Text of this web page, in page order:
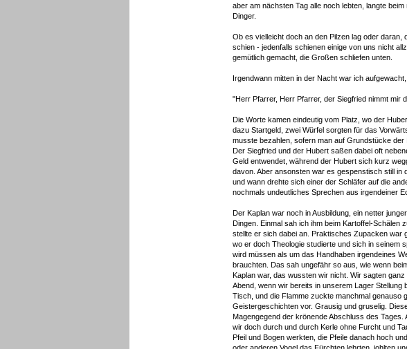
aber am nächsten Tag alle noch lebten, langte
Dinger.
Ob es vielleicht doch an den Pilzen lag oder
schien - jedenfalls schienen einige von uns nicht
gemütlich gemacht, die Großen schliefen unten.
Irgendwann mitten in der Nacht war ich
"Herr Pfarrer, Herr Pfarrer, der Siegfried nimmt mir
Die Worte kamen eindeutig vom Platz, wo der
dazu Startgeld, zwei Würfel sorgten für das
musste bezahlen, sofern man auf Grundstücke
Der Siegfried und der Hubert saßen dabei oft
Geld entwendet, während der Hubert sich kurz
davon. Aber ansonsten war es gespenstisch still
und wann drehte sich einer der Schläfer auf die
nochmals undeutliches Sprechen aus irgendeiner
Der Kaplan war noch in Ausbildung, ein netter
Dingen. Einmal sah ich ihm beim Kartoffel-
stellte er sich dabei an. Praktisches Zupacken war
wo er doch Theologie studierte und sich in seinem
wird müssen als um das Handhaben irgendeines
brauchten. Das sah ungefähr so aus, wie wenn
Kaplan war, das wussten wir nicht. Wir sagten
Abend, wenn wir bereits in unserem Lager
Tisch, und die Flamme zuckte manchmal genauso
Geistergeschichten vor. Grausig und gruselig.
Magengegend der krönende Abschluss des
wir doch durch und durch Kerle ohne Furcht und
Pfeil und Bogen werkten, die Pfeile danach hoch